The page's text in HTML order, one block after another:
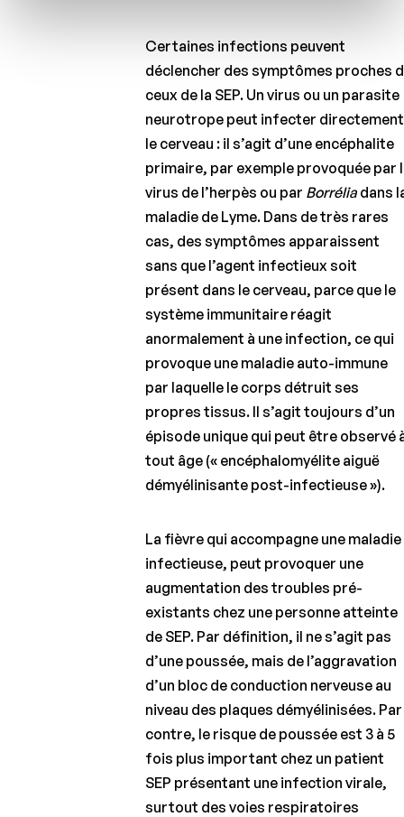
Certaines infections peuvent
déclencher des symptômes proches
ceux de la SEP. Un virus ou un parasite
neurotrope peut infecter directement
le cerveau : il s’agit d’une encéphalite
primaire, par exemple provoquée par
virus de l’herpès ou par Borrélia dans
maladie de Lyme. Dans de très rares
cas, des symptômes apparaissent
sans que l’agent infectieux soit
présent dans le cerveau, parce que le
système immunitaire réagit
anormalement à une infection, ce qui
provoque une maladie auto-immune
par laquelle le corps détruit ses
propres tissus. Il s’agit toujours d’un
épisode unique qui peut être observé
tout âge (« encéphalomyélite aiguë
démyélinisante post-infectieuse »).
La fièvre qui accompagne une maladie
infectieuse, peut provoquer une
augmentation des troubles pré-
existants chez une personne atteinte
de SEP. Par définition, il ne s’agit pas
d’une poussée, mais de l’aggravation
d’un bloc de conduction nerveuse au
niveau des plaques démyélinisées. Par
contre, le risque de poussée est 3 à 5
fois plus important chez un patient
SEP présentant une infection virale,
surtout des voies respiratoires